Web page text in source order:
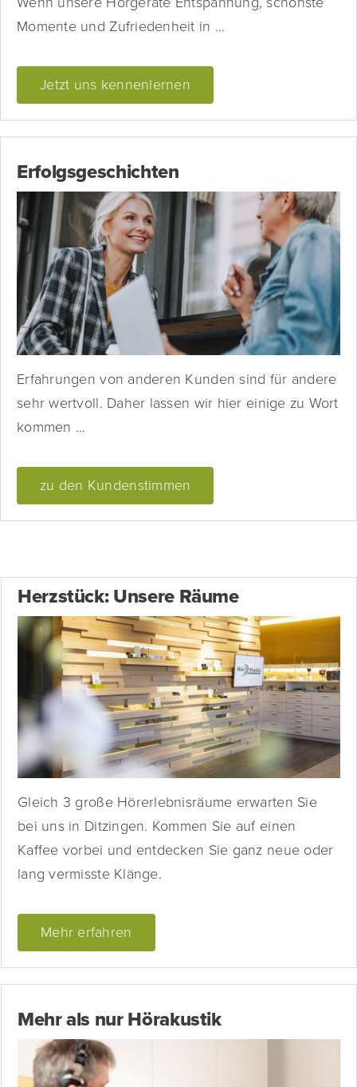
Momente und Zufriedenheit in …
Jetzt uns kennenlernen
Erfolgsgeschichten
Erfahrungen von anderen Kunden sind für andere
sehr wertvoll. Daher lassen wir hier einige zu Wort
kommen …
zu den Kundenstimmen
Herzstück: Unsere Räume
Gleich 3 große Hörerlebnisräume erwarten Sie
bei uns in Ditzingen. Kommen Sie auf einen
Kaffee vorbei und entdecken Sie ganz neue oder
lang vermisste Klänge.
Mehr erfahren
Mehr als nur Hörakustik